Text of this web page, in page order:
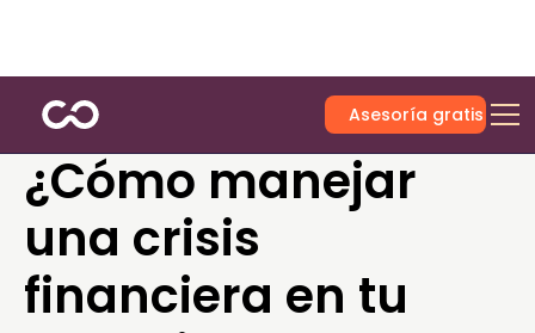
Asesoría gratis
¿Cómo manejar
una crisis
financiera en tu